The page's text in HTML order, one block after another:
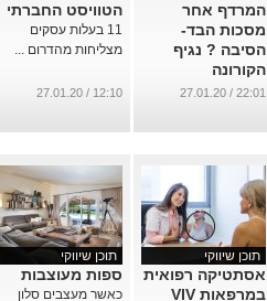
המרדף אחר
מסכות הבד-
הסיבה ? נגיף
הקורונה
...
22:01 / 27.01.20
הטוויסט החברתי
11 בעלות עסקים
מצליחות מהדרום ...
12:10 / 27.01.20
תוכן שיווקי
אסתטיקה רפואית
במרפאות VIV
תוכן שיווקי
ספות מעוצבות
כאשר מעצבים סלון